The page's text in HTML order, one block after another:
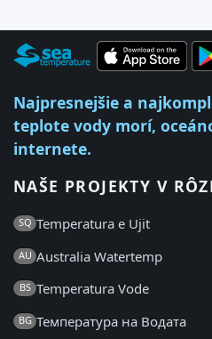
Najpresnejšie a
teplote vody morí,
internete.
NAŠE PROJEKTY V
SQ Temperatura e Ujit
AU Australia Watertemp
BS Temperatura Vode
BG Температура на Водата